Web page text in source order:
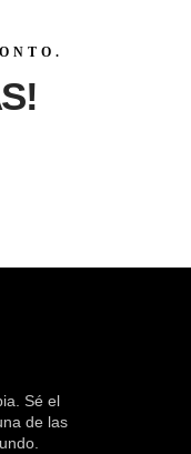
Sé el
de las